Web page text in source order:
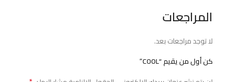
المراجعات
لا توجد مراجعات بعد.
كن أول من يقيم “COOL”